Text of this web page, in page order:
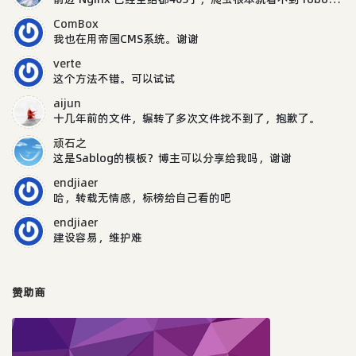
ComBox
我也在用帝国CMS系统。谢谢
verte
这个方法不错。可以试试
aijun
十几年前的文件，辗转了多次文件找不到了，抱歉了。
顽石之
这是Sablog的模板？博主可以分享给我吗，谢谢
endjiaer
哈，转载无情感，标榜给自己看的吧
endjiaer
建设容易，维护难
赞助商